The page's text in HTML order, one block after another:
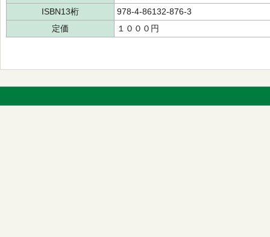
ISBN13桁
978-4-86132-876-3
定価
１０００円